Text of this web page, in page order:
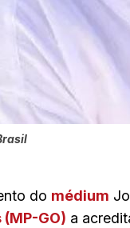
do médium
GO) a